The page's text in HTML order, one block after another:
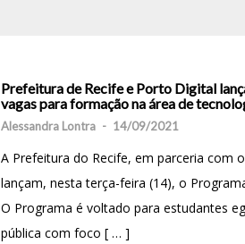
Prefeitura de Recife e Porto Digital
vagas para formação na área de
Alessandra Lontra - 14/09/2021
A Prefeitura do Recife, em parceria com
lançam, nesta terça-feira (14), o
O Programa é voltado para estudantes
pública com foco [ … ]